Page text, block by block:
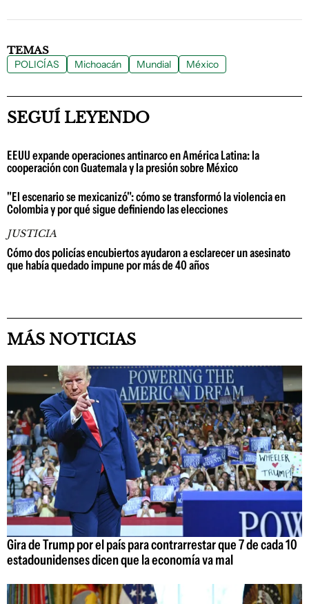
TEMAS
POLICÍAS Michoacán Mundial México
SEGUÍ LEYENDO
EEUU expande operaciones antinarco en América Latina: la
cooperación con Guatemala y la presión sobre México
"El escenario se mexicanizó": cómo se transformó la violencia en
Colombia y por qué sigue definiendo las elecciones
JUSTICIA
Cómo dos policías encubiertos ayudaron a esclarecer un asesinato
que había quedado impune por más de 40 años
MÁS NOTICIAS
Gira de Trump por el país para contrarrestar que 7 de cada 10
estadounidenses dicen que la economía va mal